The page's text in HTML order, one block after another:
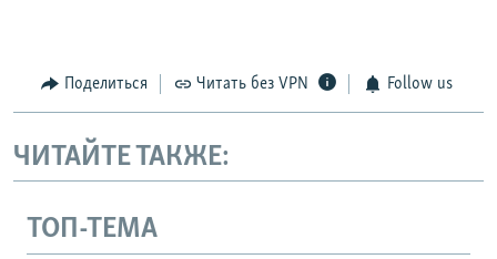
Поделиться Читать без VPN Follow us
ЧИТАЙТЕ ТАКЖЕ:
ТОП-ТЕМА